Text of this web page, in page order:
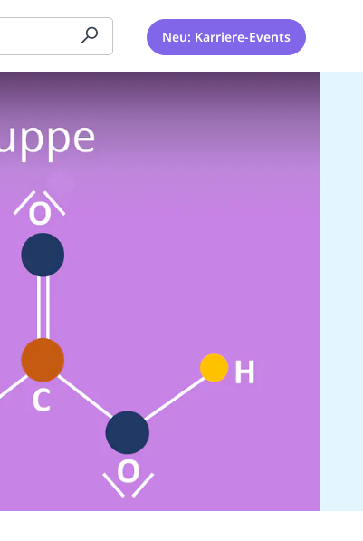
Neu: Karriere-Events